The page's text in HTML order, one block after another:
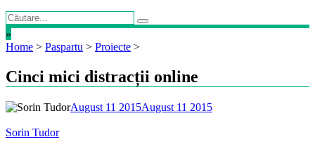
»
Home > Paspartu > Proiecte >
Cinci mici distracții online
August 11 2015August 11 2015
Sorin Tudor